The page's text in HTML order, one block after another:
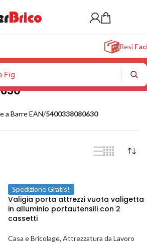
Resi
a Barre EAN/5400338080630
Spedizione Gratis!
Valigia porta attrezzi vuota valigetta
in alluminio portautensili con 2
cassetti
Casa e Bricolage, Attrezzatura da Lavoro